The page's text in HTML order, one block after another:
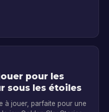
pour les
sous les étoiles
à jouer, parfaite pour une